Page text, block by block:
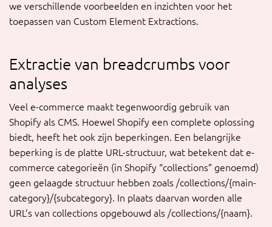
we verschillende voorbeelden en inzichten voor het
toepassen van Custom Element Extractions.
Extractie van breadcrumbs voor
analyses
Veel e-commerce maakt tegenwoordig gebruik van
Shopify als CMS. Hoewel Shopify een complete oplossing
biedt, heeft het ook zijn beperkingen. Een belangrijke
beperking is de platte URL-structuur, wat betekent dat e-
commerce categorieën (in Shopify “collections” genoemd)
geen gelaagde structuur hebben zoals /collections/{main-
category}/{subcategory}. In plaats daarvan worden alle
URL’s van collections opgebouwd als /collections/{naam}.